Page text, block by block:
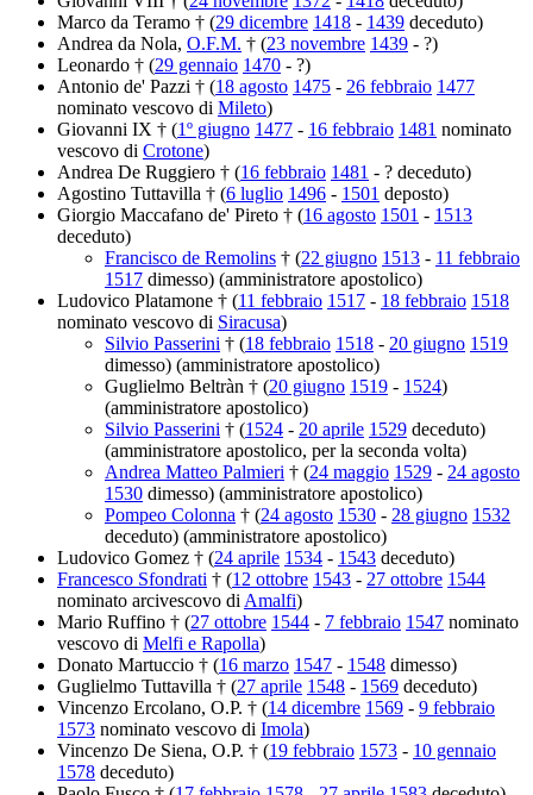
Marco da Teramo † (29 dicembre 1418 - 1439 deceduto)
Andrea da Nola, O.F.M. † (23 novembre 1439 - ?)
Leonardo † (29 gennaio 1470 - ?)
Antonio de' Pazzi † (18 agosto 1475 - 26 febbraio 1477
nominato vescovo di Mileto)
Giovanni IX † (1º giugno 1477 - 16 febbraio 1481 nominato
vescovo di Crotone)
Andrea De Ruggiero † (16 febbraio 1481 - ? deceduto)
Agostino Tuttavilla † (6 luglio 1496 - 1501 deposto)
Giorgio Maccafano de' Pireto † (16 agosto 1501 - 1513
deceduto)
Francisco de Remolins † (22 giugno 1513 - 11 febbraio
1517 dimesso) (amministratore apostolico)
Ludovico Platamone † (11 febbraio 1517 - 18 febbraio 1518
nominato vescovo di Siracusa)
Silvio Passerini † (18 febbraio 1518 - 20 giugno 1519
dimesso) (amministratore apostolico)
Guglielmo Beltràn † (20 giugno 1519 - 1524)
(amministratore apostolico)
Silvio Passerini † (1524 - 20 aprile 1529 deceduto)
(amministratore apostolico, per la seconda volta)
Andrea Matteo Palmieri † (24 maggio 1529 - 24 agosto
1530 dimesso) (amministratore apostolico)
Pompeo Colonna † (24 agosto 1530 - 28 giugno 1532
deceduto) (amministratore apostolico)
Ludovico Gomez † (24 aprile 1534 - 1543 deceduto)
Francesco Sfondrati † (12 ottobre 1543 - 27 ottobre 1544
nominato arcivescovo di Amalfi)
Mario Ruffino † (27 ottobre 1544 - 7 febbraio 1547 nominato
vescovo di Melfi e Rapolla)
Donato Martuccio † (16 marzo 1547 - 1548 dimesso)
Guglielmo Tuttavilla † (27 aprile 1548 - 1569 deceduto)
Vincenzo Ercolano, O.P. † (14 dicembre 1569 - 9 febbraio
1573 nominato vescovo di Imola)
Vincenzo De Siena, O.P. † (19 febbraio 1573 - 10 gennaio
1578 deceduto)